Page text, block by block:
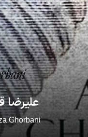
علیرضا
Ghorbani